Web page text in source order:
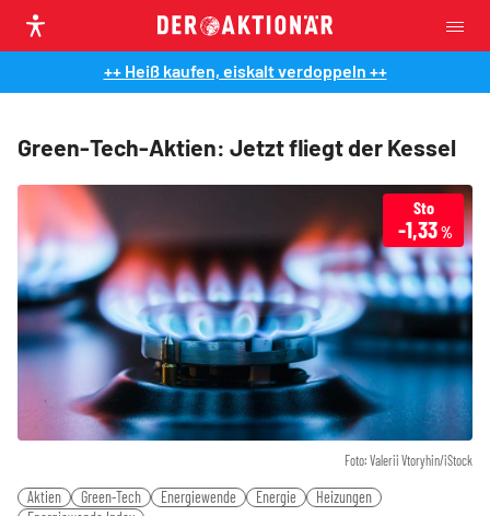
++ Heiß kaufen, eiskalt verdoppeln ++
Green-Tech-Aktien: Jetzt fliegt der Kessel
Foto: Valerii Vtoryhin/iStock
Sto
-1,33%
Aktien Green-Tech Energiewende Energie
Heizungen